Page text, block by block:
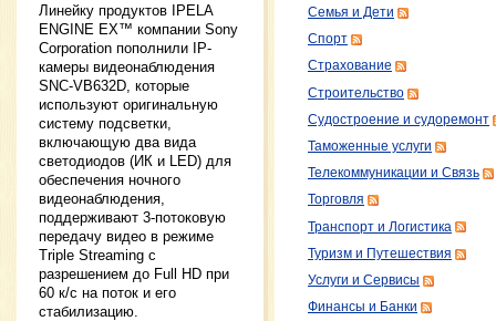
Линейку продуктов IPELA
ENGINE EX™ компании Sony
Corporation пополнили IP-
камеры видеонаблюдения
SNC-VB632D, которые
используют оригинальную
систему подсветки,
включающую два вида
светодиодов (ИК и LED) для
обеспечения ночного
видеонаблюдения,
поддерживают 3-потоковую
передачу видео в режиме
Triple Streaming с
разрешением до Full HD при
60 к/с на поток и его
стабилизацию.
Семья и Дети
Спорт
Страхование
Строительство
Судостроение и судоремонт
Таможенные услуги
Телекоммуникации и Связь
Торговля
Транспорт и Логистика
Туризм и Путешествия
Услуги и Сервисы
Финансы и Банки